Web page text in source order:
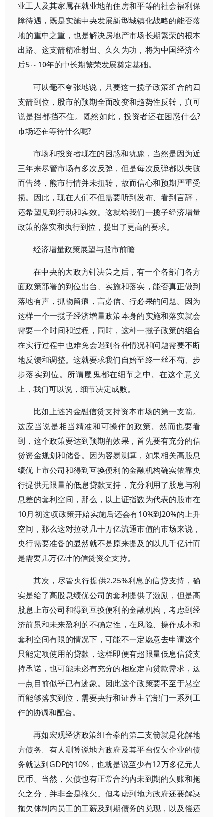
业工人及其家属在就业地的住房和平等的社会福利保
障待遇，既是实施中央发展新型城镇化战略的能否落
地的重中之重，也是解决房地产市场长期繁荣的根本
出路。这支箭精准射出、久久为功，将为中国经济今
后5～10年的中长期繁荣发展奠定基础。
可以毫不夸张地说，只要这一揽子政策组合的四
支箭到位，股市的预期全面改变和趋势性反转，真可
说是挡都挡不住。既然如此，投资者还在困惑什么?
市场还在等待什么呢?
市场和投资者现在的困惑和犹豫，当然是因为近
三年来尽管市场有多次反弹，但是每次反弹都以失败
而告终，熊市行情并未扭转，故而信心和预期严重受
损。因此，现在人们不但需要听到发布、看到言辞，
还希望见到行动和实效。这就给我们一揽子经济增量
政策的落实和执行到位，提出了更高的要求。
经济增量政策展望与股市前瞻
在中央的大政方针决策之后，有一个各部门各方
面政策部署的到位出台、实施和落实，能否真正做到
落地有声，抓物留痕，言必信、行必果的问题。因为
这样一个一揽子经济增量政策本身的实施和落实就会
需要一个时间和过程，同时，这种一揽子政策的组合
在实行过程中也难免会遇到各种情况和问题需要不断
地反馈和调整。这就要求我们自始至终一丝不苟、步
步落实到位。所谓魔鬼都在细节之中。在这个意义
上，我们可以说，细节决定成败。
比如上述的金融信贷支持资本市场的第一支箭。
这应当说是相当精准和可操作的政策。然而也要看
到，这个政策要达到预期的效果，首先要有充分的信
贷资金规划和储备。因为容易测算，如果相关高股息
绩优上市公司和得到互换便利的金融机构确实依靠央
行提供无限量的低息贷款支持，充分利用了股息与利
息差的套利空间，那么，以上证指数为代表的股市在
10月初这项政策开始实施后还会有10%到20%的上升
空间，那么这对拉动几十万亿流通市值的市场来说，
央行需要准备的显然就不是原来提及的以几千亿计而
是需要几万亿计的信贷资金支持。
其次，尽管央行提供2.25%利息的信贷支持，确
实是给了高股息绩优公司的套利提供了激励，但是高
股息上市公司和得到互换便利的金融机构，考虑到经
济前景和未来盈利的不确定性，在风险、操作成本和
套利空间有限的情况下，可能不一定愿意去申请这个
只能定项使用的贷款，这样即便有超限量低息信贷支
持承诺，也可能未必有充分的相应定向贷款需求，这
一点目前似乎已有迹象。因此这个政策要不至于悬空
而能够落实到位，需要央行和证券主管部门一系列工
作的协调和配合。
再如宏观经济政策组合拳的第二支箭就是化解地
方债务。有人测算说地方政府及其平台仅欠企业的债
务就达到GDP的10%，也就是说至少有12万多亿元人
民币。当然，欠债也有正常合约内未到期的欠账和拖
欠之分，并非全是拖欠。但考虑到地方政府还要解决
拖欠体制内员工的工薪及到期债务的兑现，以及偿还